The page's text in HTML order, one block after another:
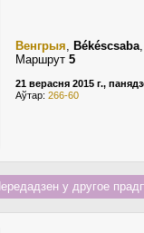
Венгрыя, Békéscsaba
Маршрут 5
21 верасня 2015 г.,
Аўтар: 266-60
у другое